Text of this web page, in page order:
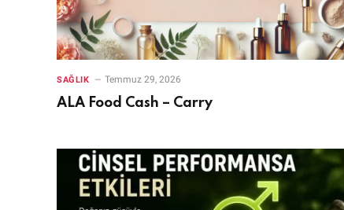
SAĞLIK Temmuz 29, 2026
ALA Food Cash – Carry